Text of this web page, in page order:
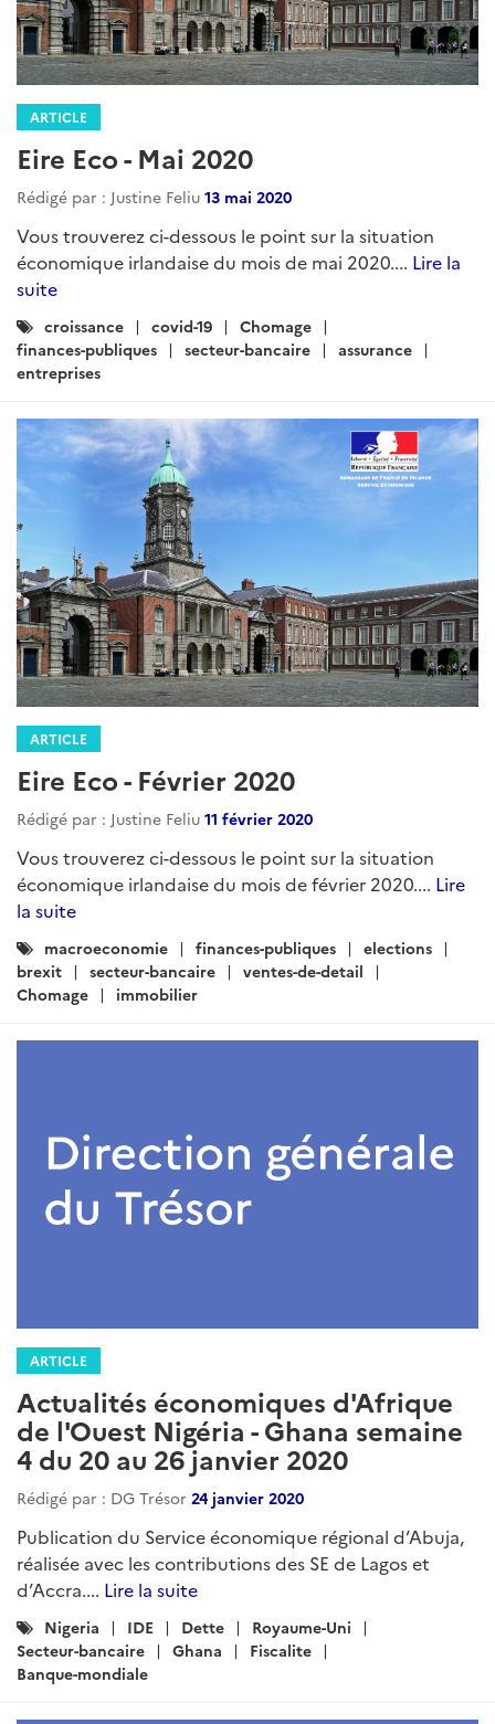
ARTICLE
Eire Eco - Mai 2020
Rédigé par : Justine Feliu 13 mai 2020
Vous trouverez ci-dessous le point sur la situation
économique irlandaise du mois de mai 2020.... Lire la
suite
Catégories
:
croissance covid-19
Chomage
finances-publiques
secteur-bancaire
assurance
entreprises
ARTICLE
Eire Eco - Février 2020
Rédigé par : Justine Feliu 11 février 2020
Vous trouverez ci-dessous le point sur la situation
économique irlandaise du mois de février 2020.... Lire
la suite
Catégories
:
macroeconomie finances-publiques
elections
brexit
secteur-bancaire
ventes-de-detail
Chomage
immobilier
ARTICLE
Actualités économiques d'Afrique
de l'Ouest Nigéria - Ghana semaine
4 du 20 au 26 janvier 2020
Rédigé par : DG Trésor 24 janvier 2020
Publication du Service économique régional d’Abuja,
réalisée avec les contributions des SE de Lagos et
d’Accra.... Lire la suite
Catégories
:
Nigeria IDE Dette
Royaume-Uni
Secteur-bancaire
Ghana
Fiscalite
Banque-mondiale